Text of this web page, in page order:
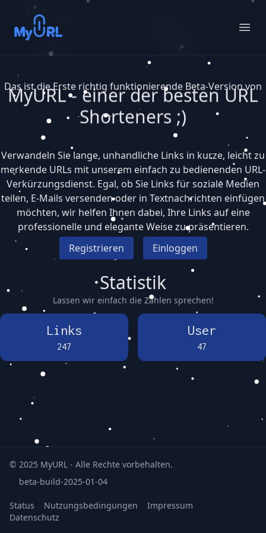
MyURL
Das ist die Erste richtig funktionierende Beta-Version von
MyURL - einer der besten URL
Shorteners ;)
Verwandeln Sie lange, unhandliche Links in kurze, leicht zu
merkende URLs mit unserem einfach zu bedienenden URL-
Verkürzungsdienst. Egal, ob Sie Links für soziale Medien
teilen, E-Mails versenden oder in Textnachrichten einfügen
möchten, wir helfen Ihnen dabei, Ihre Links auf eine
professionelle und elegante Weise zu präsentieren.
Registrieren
Einloggen
Statistik
Lassen wir einfach die Zahlen sprechen!
Links
247
User
47
© 2025 MyURL - Alle Rechte vorbehalten.
beta-build-2025-01-04
Status Nutzungsbedingungen
Impressum
Datenschutz